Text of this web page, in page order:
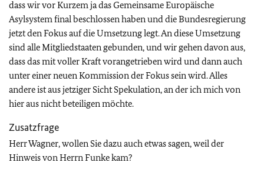
dass wir vor Kurzem ja das Gemeinsame Europäische
Asylsystem final beschlossen haben und die Bundesregierung
jetzt den Fokus auf die Umsetzung legt. An diese Umsetzung
sind alle Mitgliedstaaten gebunden, und wir gehen davon aus,
dass das mit voller Kraft vorangetrieben wird und dann auch
unter einer neuen Kommission der Fokus sein wird. Alles
andere ist aus jetziger Sicht Spekulation, an der ich mich von
hier aus nicht beteiligen möchte.
Zusatzfrage
Herr Wagner, wollen Sie dazu auch etwas sagen, weil der
Hinweis von Herrn Funke kam?